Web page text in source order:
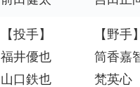
【投手】
福井優也
山口鉄也
【野手】
筒香嘉
梵英心